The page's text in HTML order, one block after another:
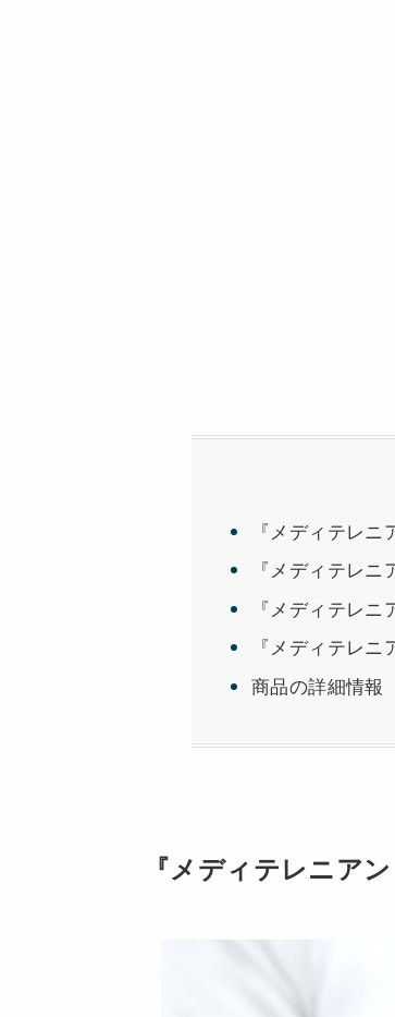
『メディテレ
『メディテレ
『メディテレ
『メディテレ
商品の詳細情報
『メディテレニア